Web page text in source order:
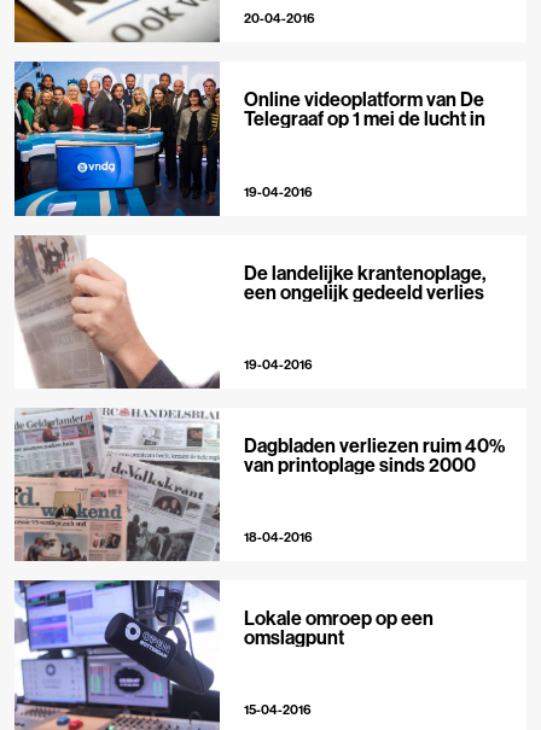
20-04-2016
Online videoplatform van De
Telegraaf op 1 mei de lucht in
19-04-2016
De landelijke krantenoplage,
een ongelijk gedeeld verlies
19-04-2016
Dagbladen verliezen ruim 40%
van printoplage sinds 2000
18-04-2016
Lokale omroep op een
omslagpunt
15-04-2016